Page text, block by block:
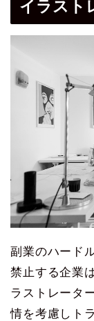
イラスト
副業のハード
禁止する企業
ラストレータ
情を考慮しト